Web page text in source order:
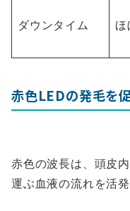
ダウンタイム ほ
赤色LEDの発毛を
赤色の波長は、頭皮
運ぶ血液の流れを活発